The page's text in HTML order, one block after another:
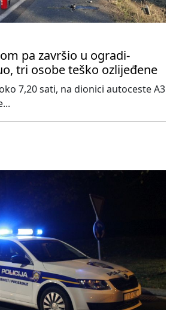
pa završio u ogradi-
tri osobe teško ozlijeđene
7,20 sati, na dionici autoceste A3